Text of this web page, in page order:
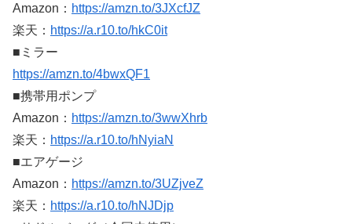
Amazon： https://amzn.to/3JXcfJZ
楽天： https://a.r10.to/hkC0it
■ミラー
https://amzn.to/4bwxQF1
■携帯用ポンプ
Amazon： https://amzn.to/3wwXhrb
楽天： https://a.r10.to/hNyiaN
■エアゲージ
Amazon： https://amzn.to/3UZjveZ
楽天： https://a.r10.to/hNJDjp